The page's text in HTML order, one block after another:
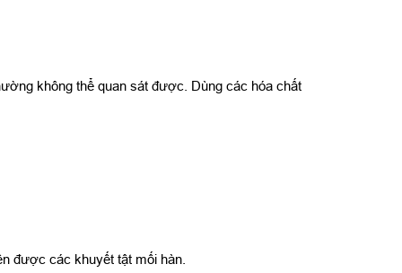
không thể quan sát được. Dùng các hóa chất
được các khuyết tật mối hàn.